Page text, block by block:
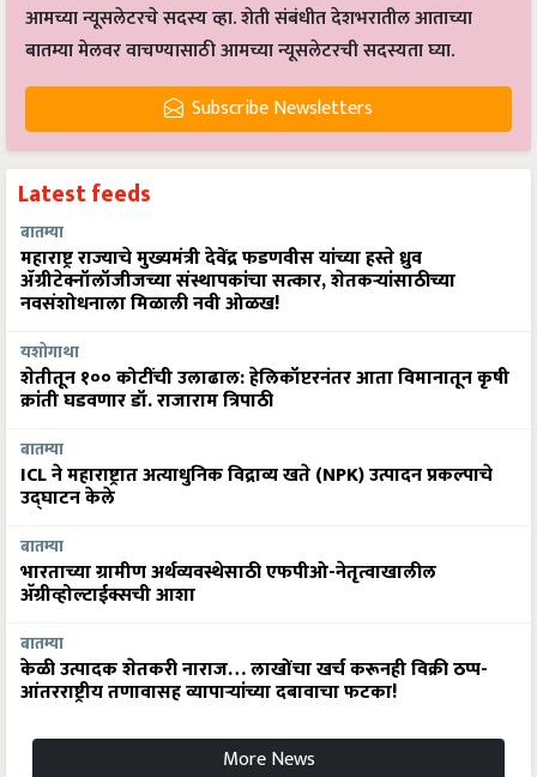
आमच्या न्यूसलेटरचे सदस्य व्हा. शेती संबंधीत देशभरातील आताच्या
बातम्या मेलवर वाचण्यासाठी आमच्या न्यूसलेटरची सदस्यता घ्या.
Subscribe Newsletters
Latest feeds
बातम्या
महाराष्ट्र राज्याचे मुख्यमंत्री देवेंद्र फडणवीस यांच्या हस्ते ध्रुव
ॲग्रीटेक्नॉलॉजीजच्या संस्थापकांचा सत्कार, शेतकऱ्यांसाठीच्या
नवसंशोधनाला मिळाली नवी ओळख!
यशोगाथा
शेतीतून १०० कोटींची उलाढाल: हेलिकॉप्टरनंतर आता विमानातून कृषी
क्रांती घडवणार डॉ. राजाराम त्रिपाठी
बातम्या
ICL ने महाराष्ट्रात अत्याधुनिक विद्राव्य खते (NPK) उत्पादन प्रकल्पाचे
उद्घाटन केले
बातम्या
भारताच्या ग्रामीण अर्थव्यवस्थेसाठी एफपीओ-नेतृत्वाखालील
अ‍ॅग्रीव्होल्टाईक्सची आशा
बातम्या
केळी उत्पादक शेतकरी नाराज… लाखोंचा खर्च करूनही विक्री ठप्प-
आंतरराष्ट्रीय तणावासह व्यापाऱ्यांच्या दबावाचा फटका!
More News